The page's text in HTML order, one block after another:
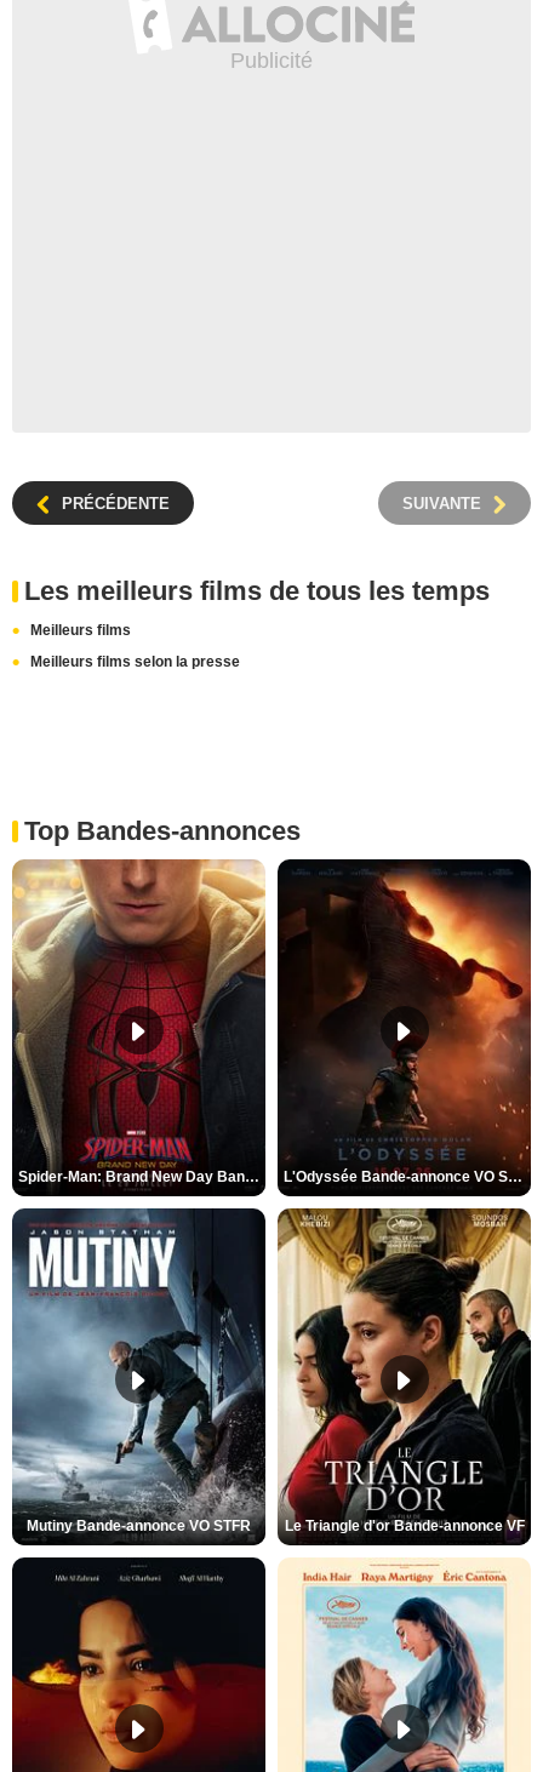
PRÉCÉDENTE SUIVANTE
Les meilleurs films de tous les temps
Meilleurs films
Meilleurs films selon la presse
Top Bandes-annonces
Spider-Man: Brand New Day Bande-annonce VO STFR L'Odyssée Bande-annonce VO STFR
Mutiny Bande-annonce VO STFR Le Triangle d'or Bande-annonce VF